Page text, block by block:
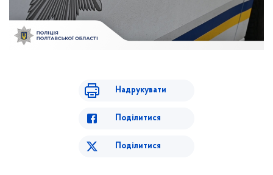
Надрукувати
Поділитися
Поділитися